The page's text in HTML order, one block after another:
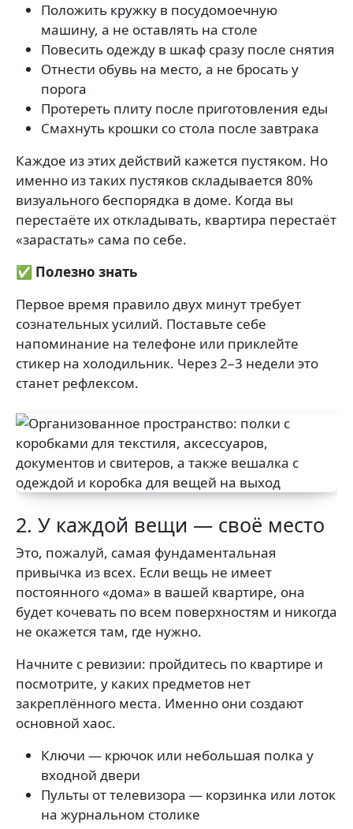
Положить кружку в посудомоечную
машину, а не оставлять на столе
Повесить одежду в шкаф сразу после снятия
Отнести обувь на место, а не бросать у
порога
Протереть плиту после приготовления еды
Смахнуть крошки со стола после завтрака
Каждое из этих действий кажется пустяком. Но
именно из таких пустяков складывается 80%
визуального беспорядка в доме. Когда вы
перестаёте их откладывать, квартира перестаёт
«зарастать» сама по себе.
✅ Полезно знать
Первое время правило двух минут требует
сознательных усилий. Поставьте себе
напоминание на телефоне или приклейте
стикер на холодильник. Через 2–3 недели это
станет рефлексом.
2. У каждой вещи — своё место
Это, пожалуй, самая фундаментальная
привычка из всех. Если вещь не имеет
постоянного «дома» в вашей квартире, она
будет кочевать по всем поверхностям и никогда
не окажется там, где нужно.
Начните с ревизии: пройдитесь по квартире и
посмотрите, у каких предметов нет
закреплённого места. Именно они создают
основной хаос.
Ключи — крючок или небольшая полка у
входной двери
Пульты от телевизора — корзинка или лоток
на журнальном столике